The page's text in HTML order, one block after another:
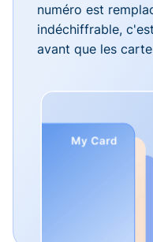
numéro est
indéchiffrable,
avant que les